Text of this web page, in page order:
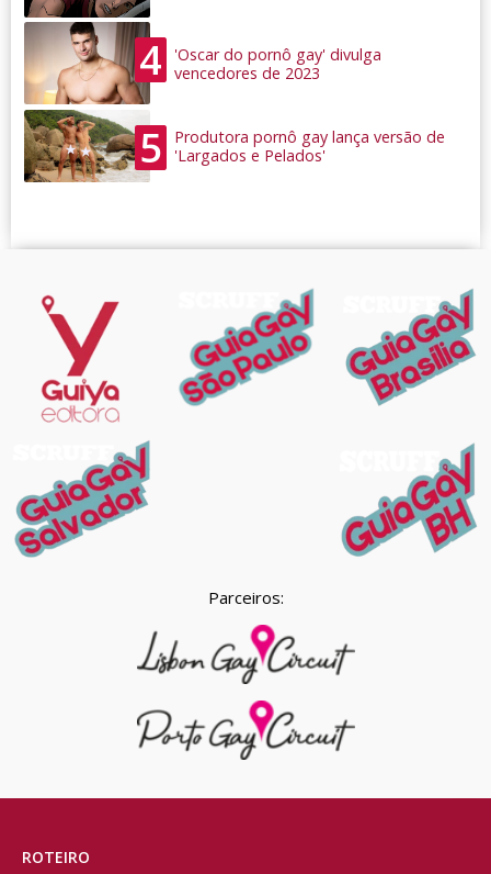
4
'Oscar do pornô gay' divulga
vencedores de 2023
5
Produtora pornô gay lança versão de
'Largados e Pelados'
Parceiros:
ROTEIRO